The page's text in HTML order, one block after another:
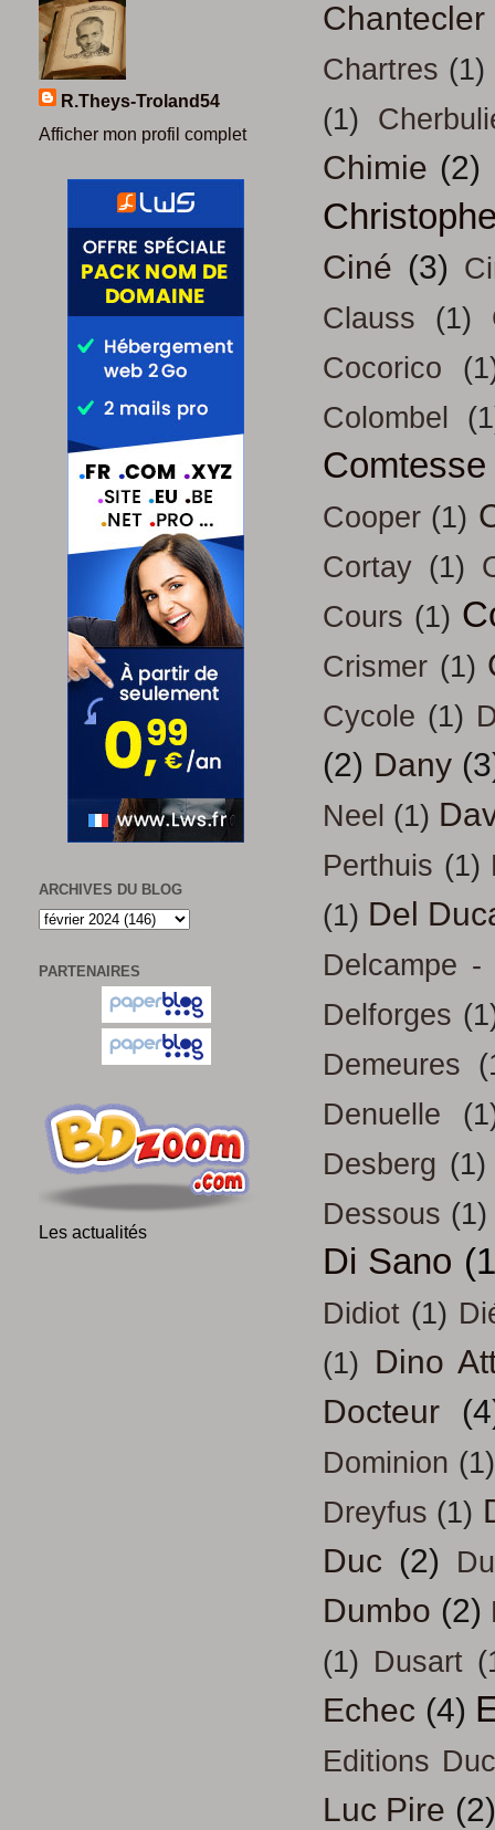
Chantecler
Chartres (1)
(1)
Chimie (2)
Ciné (3)
Clauss
(1)
Cocorico
Colombel
Cooper (1)
Cortay (1)
Cours (1)
Crismer (1)
Cycole (1)
(2) Dany
Neel (1)
Perthuis (1)
(1) Del
Delcampe -
Delforges
Demeures
Denuelle
Desberg (1)
Dessous (1)
Di Sano
Didiot (1)
(1) Dino
Docteur
Dominion (1)
Dreyfus (1)
Duc (2)
Dumbo (2)
(1) Dusart
Echec (4)
Editions
Luc Pire (2)
R.Theys-Troland54
Afficher mon profil complet
ARCHIVES DU BLOG
PARTENAIRES
Les actualités